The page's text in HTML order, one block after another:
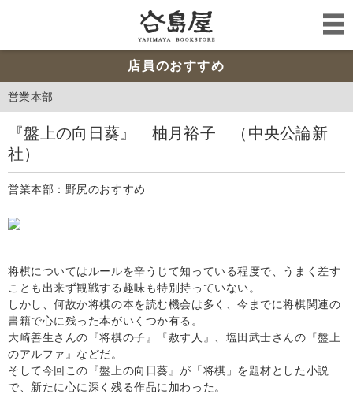
店員のおすすめ
営業本部
『盤上の向日葵』 柚月裕子 （中央公論新
社）
営業本部：野尻のおすすめ
将棋についてはルールを辛うじて知っている程度で、うまく差す
ことも出来ず観戦する趣味も特別持っていない。
しかし、何故か将棋の本を読む機会は多く、今までに将棋関連の
書籍で心に残った本がいくつか有る。
大崎善生さんの『将棋の子 』『赦す人 』 、塩田武士さんの 『盤上
のアルファ 』 などだ。
そして今回この『盤上の向日葵』が「将棋」を題材とした小説
で、新たに心に深く残る作品に加わった。